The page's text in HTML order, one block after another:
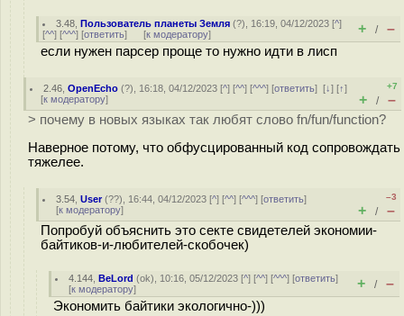
3.48 ,Пользователь планеты Земля (?), 16:19, 04/12/2023 [^]
[^^] [^^^] [ответить] [к модератору] + / –
если нужен парсер проще то нужно идти в лисп
2.46 ,OpenEcho (?), 16:18, 04/12/2023 [^] [^^] [^^^] [ответить][↓] [↑]
[к модератору]
+7
+ / –
> почему в новых языках так любят слово fn/fun/function?
Наверное потому, что обфусцированный код сопровождать
тяжелее.
3.54 ,User(??), 16:44, 04/12/2023 [^] [^^] [^^^] [ответить]
[к модератору]
–3
+ / –
Попробуй объяснить это секте свидетелей экономии-
байтиков-и-любителей-скобочек)
4.144 ,BeLord (ok), 10:16, 05/12/2023 [^] [^^] [^^^] [ответить]
[к модератору] + / –
Экономить байтики экологично-)))